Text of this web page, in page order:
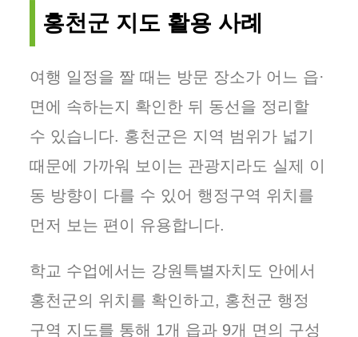
홍천군 지도 활용 사례
여행 일정을 짤 때는 방문 장소가 어느 읍·
면에 속하는지 확인한 뒤 동선을 정리할
수 있습니다. 홍천군은 지역 범위가 넓기
때문에 가까워 보이는 관광지라도 실제 이
동 방향이 다를 수 있어 행정구역 위치를
먼저 보는 편이 유용합니다.
학교 수업에서는 강원특별자치도 안에서
홍천군의 위치를 확인하고, 홍천군 행정
구역 지도를 통해 1개 읍과 9개 면의 구성